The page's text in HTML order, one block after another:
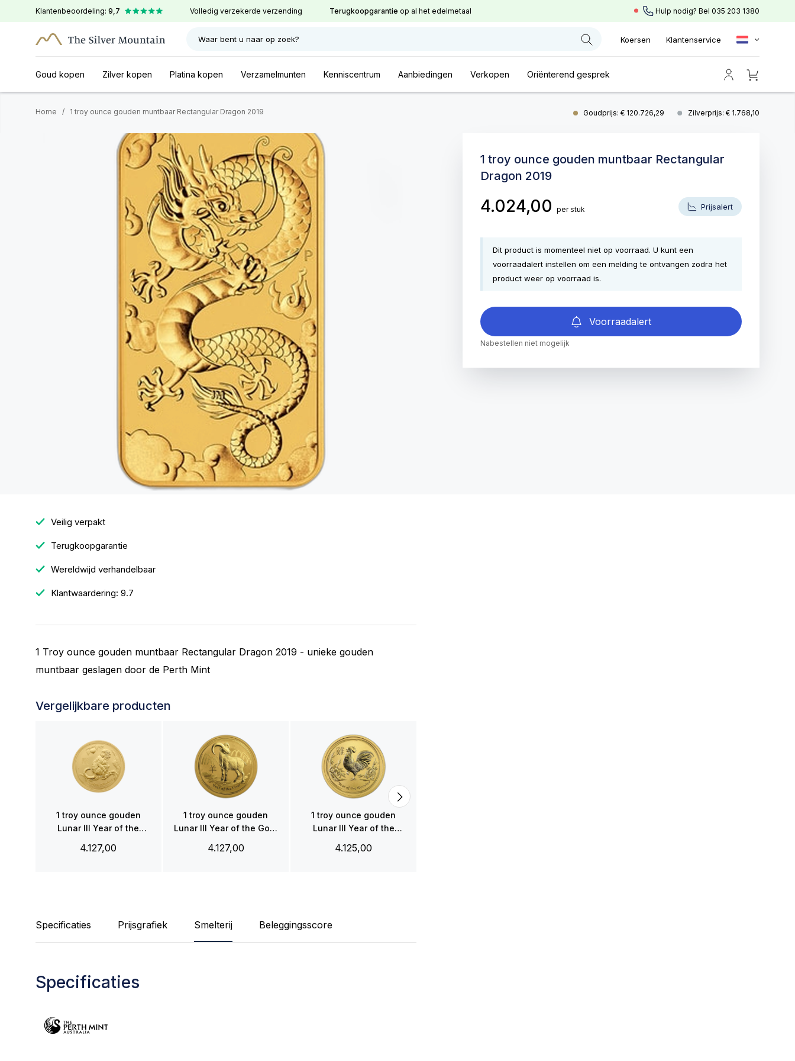
Klantenbeoordeling: 9,7 Volledig verzekerde verzending Terugkoopgarantie op al het edelmetaal Hulp nodig? Bel 035 203 1380
Waar bent u naar op zoek? Koersen Klantenservice
Goud kopen Zilver kopen Platina kopen Verzamelmunten Kenniscentrum Aanbiedingen Verkopen Oriënterend gesprek
Home / 1 troy ounce gouden muntbaar Rectangular Dragon 2019 Goudprijs: € 120.726,29 Zilverprijs: € 1.768,10
1 troy ounce gouden muntbaar Rectangular
Dragon 2019
4.024,00 per stuk Prijsalert
Dit product is momenteel niet op voorraad. U kunt een
voorraadalert instellen om een melding te ontvangen zodra het
product weer op voorraad is.
Voorraadalert
Nabestellen niet mogelijk
Veilig verpakt
Terugkoopgarantie
Wereldwijd verhandelbaar
Klantwaardering: 9.7
1 Troy ounce gouden muntbaar Rectangular Dragon 2019 - unieke gouden
muntbaar geslagen door de Perth Mint
Vergelijkbare producten
1 troy ounce gouden
Lunar III Year of the
4.127,00
1 troy ounce gouden
Lunar III Year of the Goat
4.127,00
1 troy ounce gouden
Lunar III Year of the
4.125,00
Specificaties Prijsgrafiek Smelterij Beleggingsscore
Specificaties